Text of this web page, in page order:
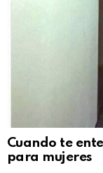
Cuando te
para mujeres